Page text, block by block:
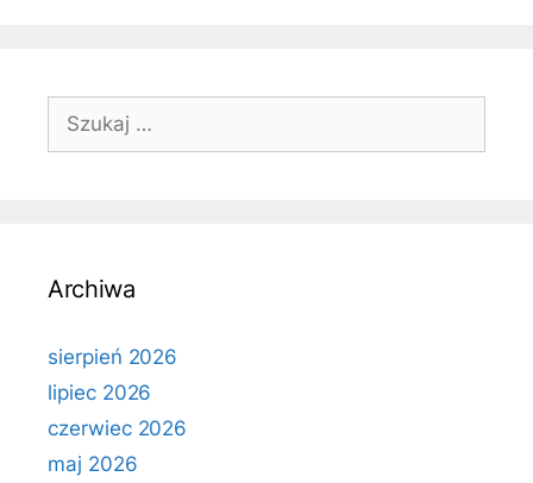
Szukaj:
Archiwa
sierpień 2026
lipiec 2026
czerwiec 2026
maj 2026